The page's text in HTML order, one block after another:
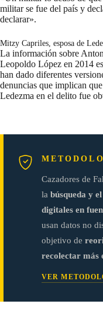
militar se fue del país y
declarar».
Mitzy Capriles , esposa de
La información sobre
Leopoldo López en 2014
han dado diferentes
denuncias que implican
Ledezma en el delito fue
Cazadores de
la búsqueda y
digitales en
usan datos no
objetivo de
recolectar más
VER